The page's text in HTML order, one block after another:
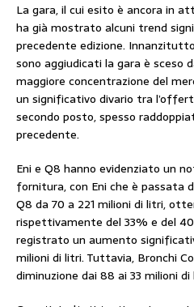
La gara, il cui esito è ancora in
ha già mostrato alcuni trend
precedente edizione.
sono aggiudicati la gara è sceso
maggiore concentrazione del
un significativo divario tra
secondo posto, spesso
precedente.
Eni e Q8 hanno evidenziato un
fornitura, con Eni che è passata
Q8 da 70 a 221 milioni di litri,
rispettivamente del 33% e del
registrato un aumento
milioni di litri. Tuttavia, Bronchi
diminuzione dai 88 ai 33 milioni di